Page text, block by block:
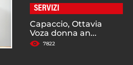
SERVIZI
Capaccio, Ottavia
Voza donna an...
7822